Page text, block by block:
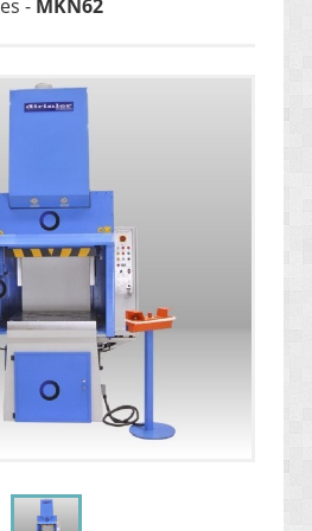
ÜRÜNLER
ÜRÜNLERİ
ÜRÜNLERİ
/ DEDEKTÖRLER
/ ÜRÜNLERİ
- MKN62